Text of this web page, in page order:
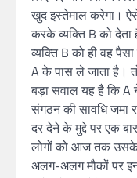
खुद इस्तेमाल करेगा।
करके व्यक्ति B को
व्यक्ति B को ही वह
A के पास ले जाता है।
बड़ा सवाल यह है कि A
संगठन की सावधि जमा
दर देने के मुद्दे पर एक
लोगों को आज तक उसके
अलग-अलग मौकों पर इन